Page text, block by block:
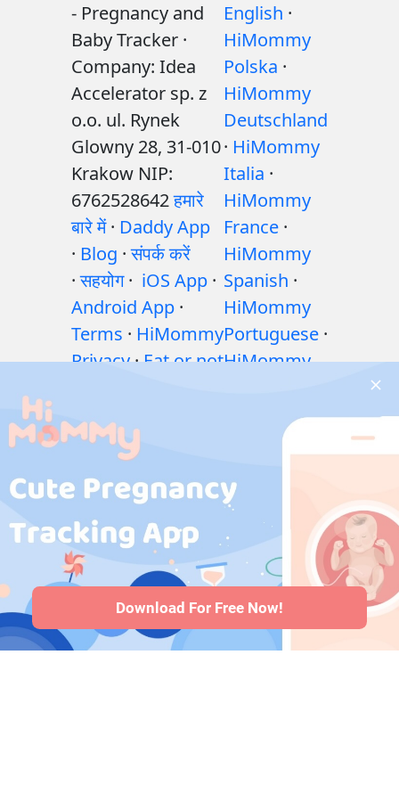
- Pregnancy and
Baby Tracker ·
Company: Idea
Accelerator sp. z
o.o. ul. Rynek
Glowny 28, 31-010
Krakow NIP:
6762528642हमारे
बारे में· Daddy App
· Blog ·संपर्क करें
·सहयोग· iOS App ·
Android App ·
Terms · HiMommy
Privacy·Eat or not
के दौरान व्यायाम
गर्भावस्था के दौरान
स्वास्थ्य संबंधी समस्याएं
·गर्भावस्था के दौरान
दवाएँ·बच्चे के स्वास्थ्य
समस्याएँ
·Articles·
संपादकीय नीति
English ·
HiMommy
Polska ·
HiMommy
Deutschland
· HiMommy
Italia ·
HiMommy
France ·
HiMommy
Spanish ·
HiMommy
Portuguese ·
HiMommy
HiMommy
Indonesia
Japan
HiMommy
Download For Free Now!